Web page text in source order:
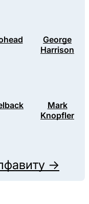
George
Harrison
Mark
Knopfler
→